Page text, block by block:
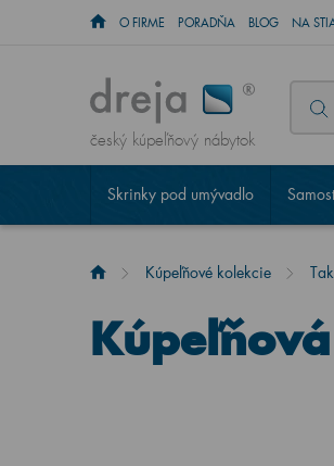
O FIRME PORADŇA BLOG NA
český kúpeľňový nábytok
Skrinky pod umývadlo
Kúpeľňové kolekcie